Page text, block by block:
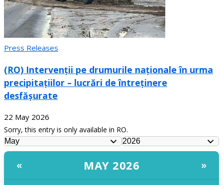
Press Releases
(RO) Intervenții pe drumurile naționale în urma
precipitațiilor – lucrări de întreținere
desfășurate
22 May 2026
Sorry, this entry is only available in RO.
« MAY 2026 »